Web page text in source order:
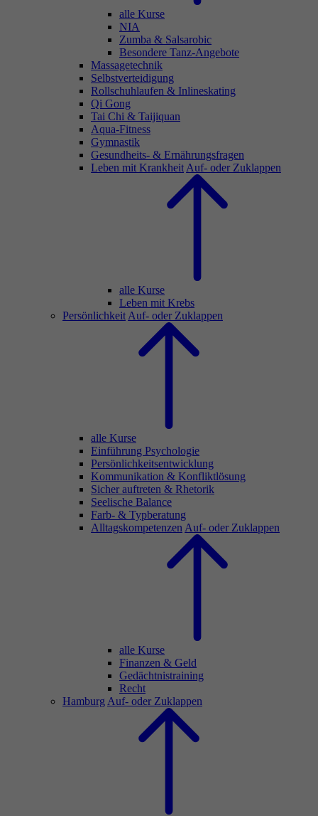
alle Kurse
NIA
Zumba & Salsarobic
Besondere Tanz-Angebote
Massagetechnik
Selbstverteidigung
Rollschuhlaufen & Inlineskating
Qi Gong
Tai Chi & Taijiquan
Aqua-Fitness
Gymnastik
Gesundheits- & Ernährungsfragen
Leben mit Krankheit Auf- oder Zuklappen
alle Kurse
Leben mit Krebs
Persönlichkeit Auf- oder Zuklappen
alle Kurse
Einführung Psychologie
Persönlichkeitsentwicklung
Kommunikation & Konfliktlösung
Sicher auftreten & Rhetorik
Seelische Balance
Farb- & Typberatung
Alltagskompetenzen Auf- oder Zuklappen
alle Kurse
Finanzen & Geld
Gedächtnistraining
Recht
Hamburg Auf- oder Zuklappen